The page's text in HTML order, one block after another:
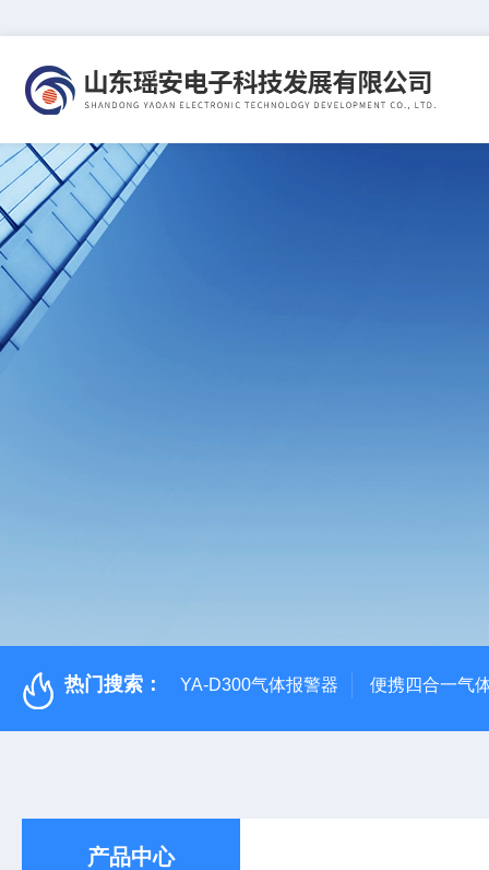
热门搜索： YA-D300气体报警器 便携四合一气
产品中心